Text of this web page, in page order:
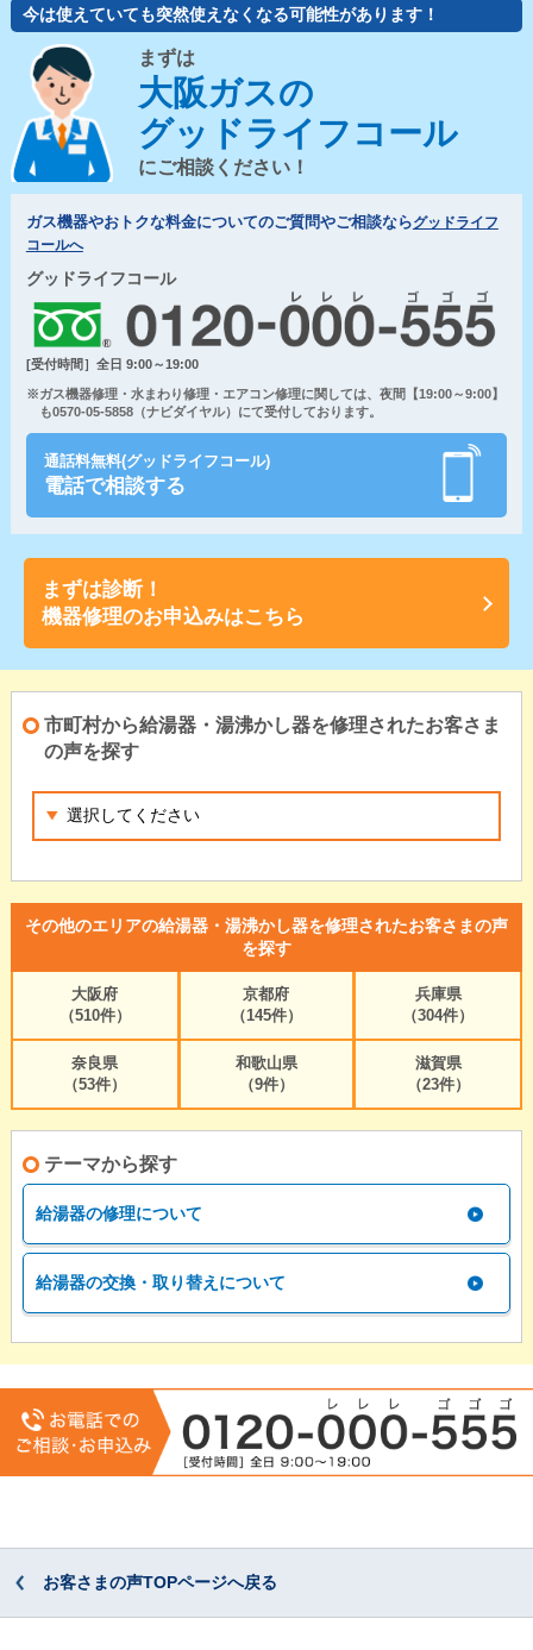
今は使えていても突然使えなくなる可能性があります！
まずは
大阪ガスの
グッドライフコール
にご相談ください！
ガス機器やおトクな料金についてのご質問やご相談ならグッドライフ
コールへ
グッドライフコール
[受付時間］全日 9:00～19:00
※ガス機器修理・水まわり修理・エアコン修理に関しては、夜間【19:00～9:00】
も0570-05-5858（ナビダイヤル）にて受付しております。
通話料無料(グッドライフコール)
電話で相談する
まずは診断！
機器修理のお申込みはこちら
市町村から給湯器・湯沸かし器を修理されたお客さま
の声を探す
その他のエリアの給湯器・湯沸かし器を修理されたお客さまの声
を探す
大阪府
（510件）
京都府
（145件）
兵庫県
（304件）
奈良県
（53件）
和歌山県
（9件）
滋賀県
（23件）
テーマから探す
給湯器の修理について
給湯器の交換・取り替えについて
お客さまの声TOPページへ戻る